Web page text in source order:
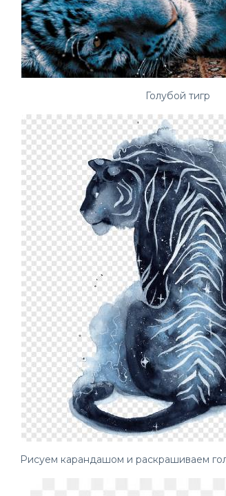
Голубой тигр
Рисуем карандашом и раскрашиваем